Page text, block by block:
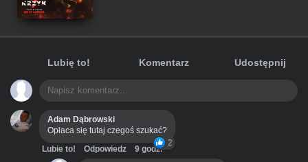
Lubię to! Komentarz Udostępnij
Adam Dąbrowski
Opłaca się tutaj czegoś szukać?
2
Lubie to! Odpowiedz
9 godz.